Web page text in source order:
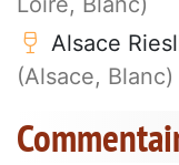
Alsace
(Alsace, Blanc)